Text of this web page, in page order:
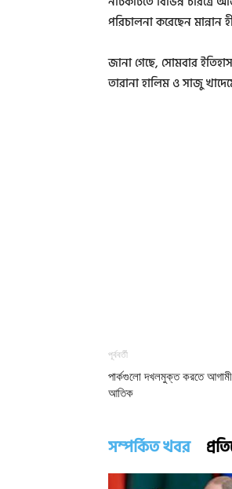
পরিচালনা করেছেন মান্নান
জানা গেছে, সোমবার
তারানা হালিম ও সাজু
পূর্ববর্তী
পার্কগুলো দখলমুক্ত করতে
আতিক
সম্পর্কিত খবর